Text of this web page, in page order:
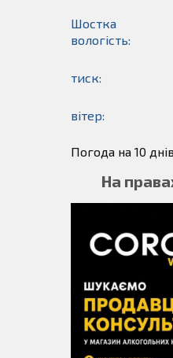
Шостка
вологість:
тиск:
вітер:
Погода на 10
На